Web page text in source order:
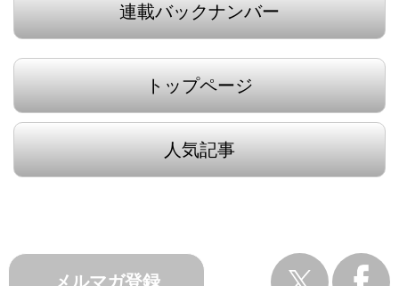
連載バックナンバー
トップページ
人気記事
メルマガ登録